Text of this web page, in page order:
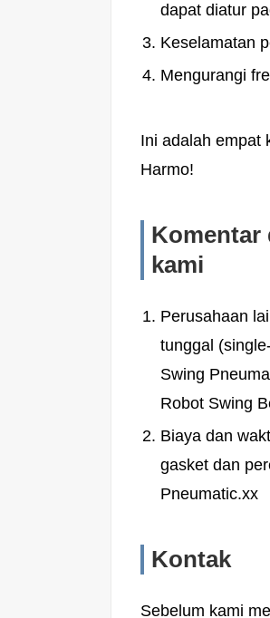
dapat diatur
Keselamatan
Mengurangi
Ini adalah empat
Harmo!
Komentar
kami
Perusahaan
tunggal
Swing
Robot Swing
Biaya dan
gasket dan
Pneumatic.xx
Kontak
Sebelum kami